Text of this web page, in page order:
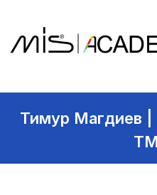
Тимур Магдиев |